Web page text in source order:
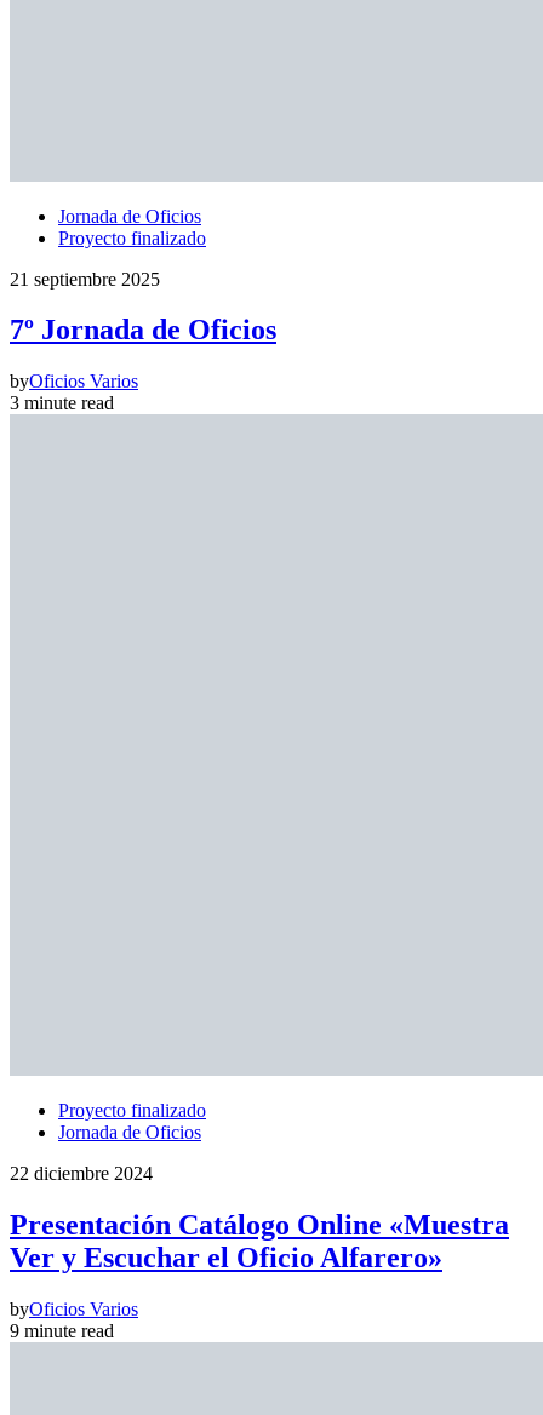
Jornada de Oficios
Proyecto finalizado
21 septiembre 2025
7º Jornada de Oficios
byOficios Varios
3 minute read
Proyecto finalizado
Jornada de Oficios
22 diciembre 2024
Presentación Catálogo Online «Muestra
Ver y Escuchar el Oficio Alfarero»
byOficios Varios
9 minute read